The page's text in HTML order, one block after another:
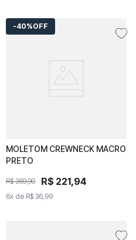
40%OFF
MOLETOM CREWNECK MACRO
PRETO
R$ 369,90 R$ 221,94
6x de R$ 36,99
MOLETOM CREWNECK
MACRO PRETO
R$ 369 90 R$221,94
6x deR$ 36